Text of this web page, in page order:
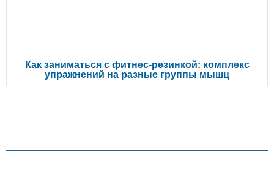
Как заниматься с фитнес-резинкой: комплекс
упражнений на разные группы мышц